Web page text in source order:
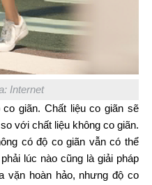
Internet
giãn. Chất liệu co giãn sẽ
với chất liệu không co giãn.
có độ co giãn vẫn có thể
lúc nào cũng là giải pháp
vặn hoàn hảo, nhưng độ co